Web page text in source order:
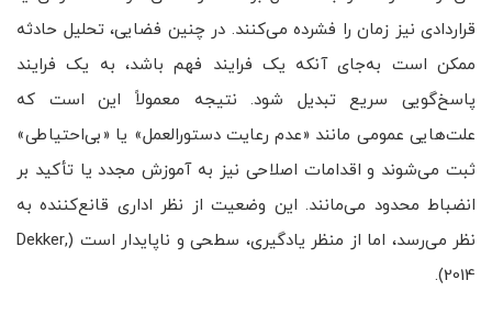
قراردادی نیز زمان را فشرده می‌کنند. در چنین فضایی، تحلیل حادثه
ممکن است به‌جای آنکه یک فرایند فهم باشد، به یک فرایند
پاسخ‌گویی سریع تبدیل شود. نتیجه معمولاً این است که
علت‌هایی عمومی مانند «عدم رعایت دستورالعمل» یا «بی‌احتیاطی»
ثبت می‌شوند و اقدامات اصلاحی نیز به آموزش مجدد یا تأکید بر
انضباط محدود می‌مانند. این وضعیت از نظر اداری قانع‌کننده به
نظر می‌رسد، اما از منظر یادگیری، سطحی و ناپایدار است (Dekker,
2014).